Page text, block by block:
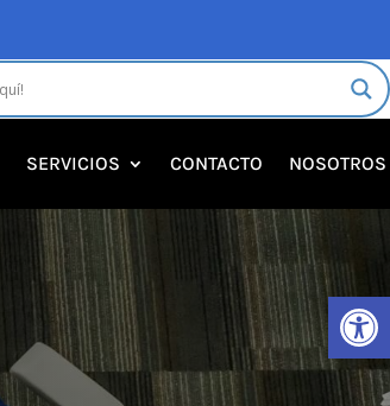
Abrir
SERVICIOS CONTACTO NOSOTROS